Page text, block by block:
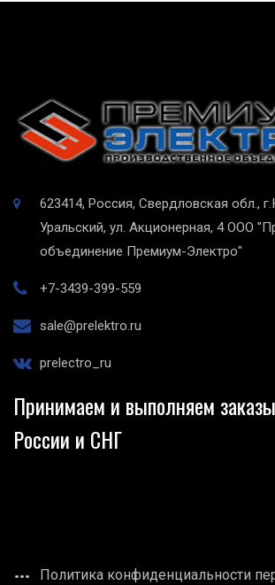
623414, Россия, Свердловская обл.,
Уральский, ул. Акционерная, 4 ООО
объединение Премиум-Электро"
+7-3439-399-559
sale@prelektro.ru
prelectro_ru
Принимаем и выполняем
России и СНГ
Политика конфиденциальности